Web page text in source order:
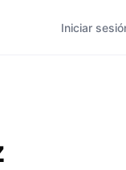
Iniciar